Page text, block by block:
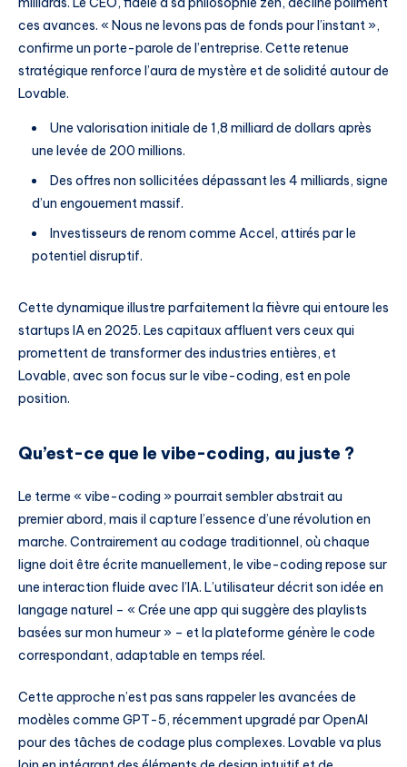
ces avances. « Nous ne levons pas de fonds pour l’instant »,
confirme un porte-parole de l’entreprise. Cette retenue
stratégique renforce l’aura de mystère et de solidité autour de
Lovable.
Une valorisation initiale de 1,8 milliard de dollars après
une levée de 200 millions.
Des offres non sollicitées dépassant les 4 milliards, signe
d’un engouement massif.
Investisseurs de renom comme Accel, attirés par le
potentiel disruptif.
Cette dynamique illustre parfaitement la fièvre qui entoure les
startups IA en 2025. Les capitaux affluent vers ceux qui
promettent de transformer des industries entières, et
Lovable, avec son focus sur le vibe-coding, est en pole
position.
Qu’est-ce que le vibe-coding, au juste ?
Le terme « vibe-coding » pourrait sembler abstrait au
premier abord, mais il capture l’essence d’une révolution en
marche. Contrairement au codage traditionnel, où chaque
ligne doit être écrite manuellement, le vibe-coding repose sur
une interaction fluide avec l’IA. L’utilisateur décrit son idée en
langage naturel – « Crée une app qui suggère des playlists
basées sur mon humeur » – et la plateforme génère le code
correspondant, adaptable en temps réel.
Cette approche n’est pas sans rappeler les avancées de
modèles comme GPT-5, récemment upgradé par OpenAI
pour des tâches de codage plus complexes. Lovable va plus